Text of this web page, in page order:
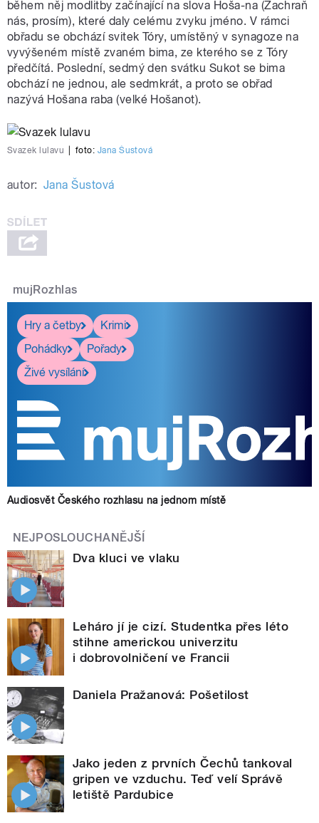
během něj modlitby začínající na slova Hoša-na (Zachraň
nás, prosím), které daly celému zvyku jméno. V rámci
obřadu se obchází svitek Tóry, umístěný v synagoze na
vyvýšeném místě zvaném bima, ze kterého se z Tóry
předčítá. Poslední, sedmý den svátku Sukot se bima
obchází ne jednou, ale sedmkrát, a proto se obřad
nazývá Hošana raba (velké Hošanot).
Svazek lulavu foto: Jana Šustová
autor: Jana Šustová
mujRozhlas
Hry a četby
Krimi
Pohádky
Pořady
Živé vysílání
Audiosvět Českého rozhlasu na jednom místě
NEJPOSLOUCHANĚJŠÍ
Dva kluci ve vlaku
Leháro jí je cizí. Studentka přes léto
stihne americkou univerzitu
i dobrovolničení ve Francii
Daniela Pražanová: Pošetilost
Jako jeden z prvních Čechů tankoval
gripen ve vzduchu. Teď velí Správě
letiště Pardubice